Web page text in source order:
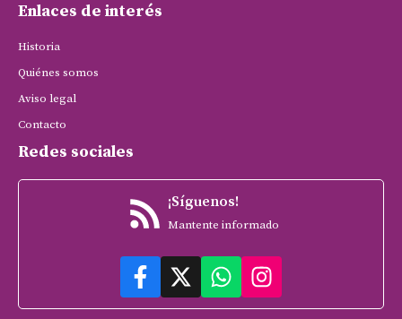
Enlaces de interés
Historia
Quiénes somos
Aviso legal
Contacto
Redes sociales
¡Síguenos!
Mantente informado